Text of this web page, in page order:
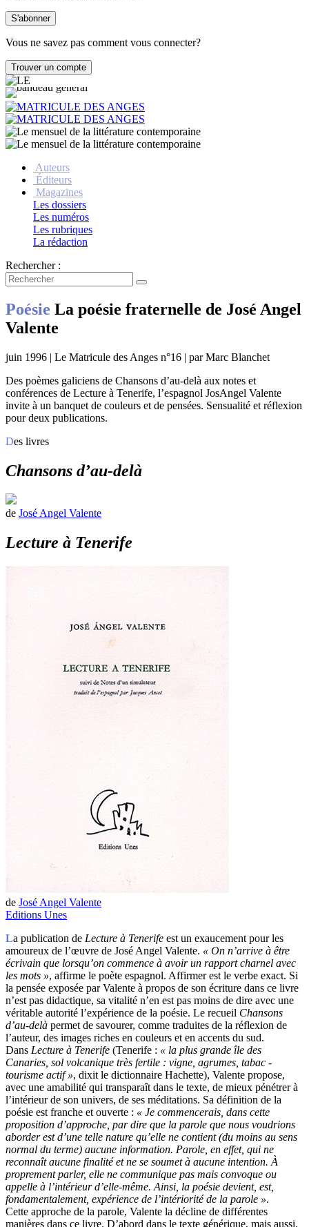
Vous ne savez pas comment vous connecter?
Auteurs
Éditeurs
Magazines
Les dossiers
Les numéros
Les rubriques
La rédaction
Rechercher :
Poésie La poésie fraternelle de José Angel
Valente
juin 1996 | Le Matricule des Anges n°16 | par Marc Blanchet
Des poèmes galiciens de Chansons d’au-delà aux notes et
conférences de Lecture à Tenerife, l’espagnol JosAngel Valente
invite à un banquet de couleurs et de pensées. Sensualité et réflexion
pour deux publications.
Des livres
Chansons d’au-delà
de José Angel Valente
Lecture à Tenerife
de José Angel Valente
Editions Unes
La publication de Lecture à Tenerife est un exaucement pour les
amoureux de l’œuvre de José Angel Valente. « On n’arrive à être
écrivain que lorsqu’on commence à avoir un rapport charnel avec
les mots », affirme le poète espagnol. Affirmer est le verbe exact. Si
la pensée exposée par Valente à propos de son écriture dans ce livre
n’est pas didactique, sa vitalité n’en est pas moins de dire avec une
véritable autorité l’expérience de la poésie. Le recueil Chansons
d’au-delà permet de savourer, comme traduites de la réflexion de
l’auteur, des images riches en couleurs et en accents du sud.
Dans Lecture à Tenerife (Tenerife : « la plus grande île des
Canaries, sol volcanique très fertile : vigne, agrumes, tabac -
tourisme actif », dixit le dictionnaire Hachette), Valente propose,
avec une amabilité qui transparaît dans le texte, de mieux pénétrer à
l’intérieur de son univers, de ses méditations. Sa définition de la
poésie est franche et ouverte : « Je commencerais, dans cette
proposition d’approche, par dire que la parole que nous voudrions
aborder est d’une telle nature qu’elle ne contient (du moins au sens
normal du terme) aucune information. Parole, en effet, qui ne
reconnaît aucune finalité et ne se soumet à aucune intention. À
proprement parler, elle ne communique pas mais convoque ou
appelle à l’intérieur d’elle-même. Ainsi, la poésie devient, est,
fondamentalement, expérience de l’intériorité de la parole ».
Cette approche de la parole, Valente la décline de différentes
manières dans ce livre. D’abord dans le texte générique, mais aussi,